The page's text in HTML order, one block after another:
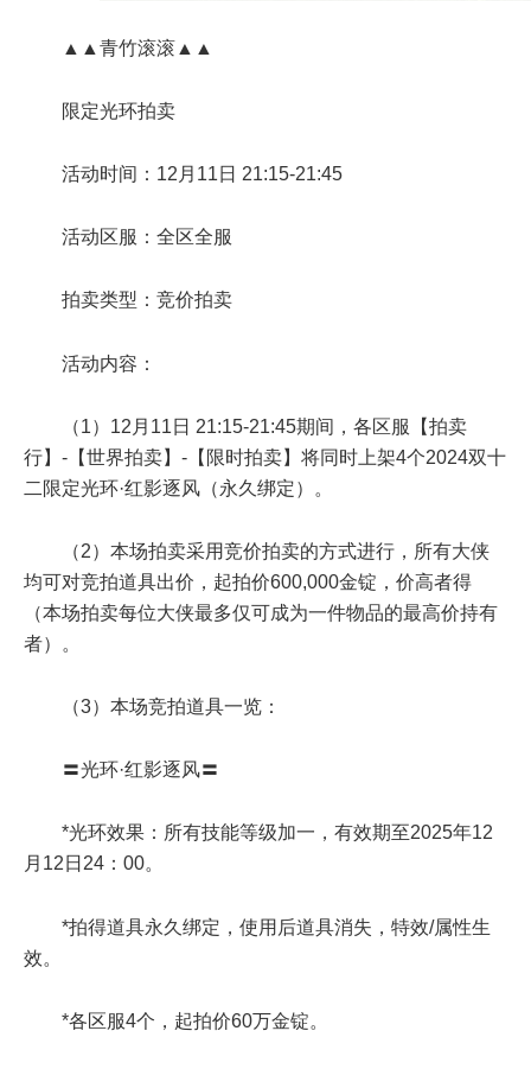
▲▲青竹滚滚▲▲
限定光环拍卖
活动时间：12月11日 21:15-21:45
活动区服：全区全服
拍卖类型：竞价拍卖
活动内容：
（1）12月11日 21:15-21:45期间，各区服【拍卖
行】-【世界拍卖】-【限时拍卖】将同时上架4个2024双十
二限定光环·红影逐风（永久绑定）。
（2）本场拍卖采用竞价拍卖的方式进行，所有大侠
均可对竞拍道具出价，起拍价600,000金锭，价高者得
（本场拍卖每位大侠最多仅可成为一件物品的最高价持有
者）。
（3）本场竞拍道具一览：
〓光环·红影逐风〓
*光环效果：所有技能等级加一，有效期至2025年12
月12日24：00。
*拍得道具永久绑定，使用后道具消失，特效/属性生
效。
*各区服4个，起拍价60万金锭。